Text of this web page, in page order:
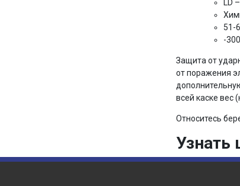
LD
51-
-
Защита от
от поражения
всей каске вес
Относитесь